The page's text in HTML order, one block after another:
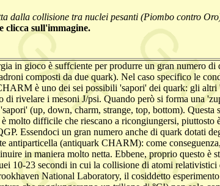
dalla collisione tra nuclei pesanti (Piombo contro
clicca sull'immagine.
in gioco è suffciente per produrre un gran numero
composti da due quark). Nel caso specifico le
è uno dei sei possibili 'sapori' dei quark: gli
rivelare i mesoni J/psi. Quando però si forma una
(up, down, charm, strange, top, bottom).
molto difficile che riescano a ricongiungersi,
Essendoci un gran numero anche di quark
antiparticella (antiquark CHARM): come
in maniera molto netta. Ebbene, proprio questo
10-23 secondi in cui la collisione di atomi
National Laboratory, il cosiddetto